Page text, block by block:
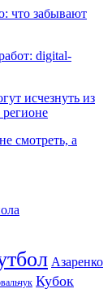
что забывают
digital-
исчезнуть из
смотреть, а
Азаренко
Кубок